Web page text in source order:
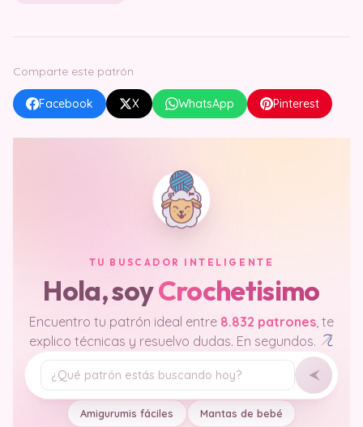
Comparte este patrón
Facebook X WhatsApp Pinterest
TU BUSCADOR INTELIGENTE
Hola, soyCrochetisimo
Encuentro tu patrón ideal entre 8.832 patrones , te
explico técnicas y resuelvo dudas. En segundos.
Tu pregunta
Amigurumis fáciles Mantas de bebé